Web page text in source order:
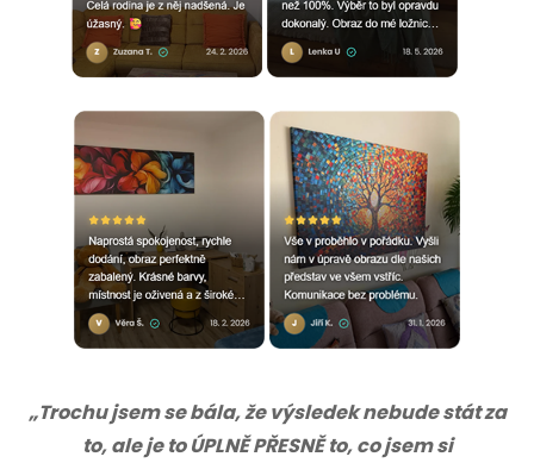
„Trochu jsem se bála, že výsledek nebude stát za
to, ale je to ÚPLNĚ PŘESNĚ to, co jsem si